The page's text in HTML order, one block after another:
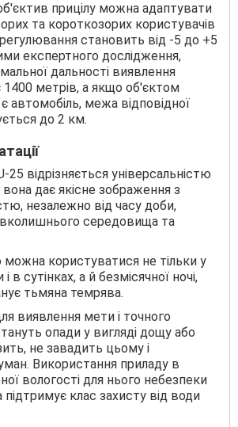
прицілу можна адаптувати
та короткозорих користувачів
становить від -5 до +5
експертного дослідження,
дальності виявлення
метрів, а якщо об'єктом
автомобіль, межа відповідної
до 2 км.
25 відрізняється універсальністю
дає якісне зображення з
незалежно від часу доби,
середовища та
користуватися не тільки у
в сутінках, а й безмісячної ночі,
тьмяна темрява.
виявлення мети і точного
опади у вигляді дощу або
не завадить цьому і
Використання приладу в
вологості для нього небезпеки
підтримує клас захисту від води